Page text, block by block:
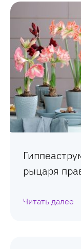
рыцаря
Читать далее